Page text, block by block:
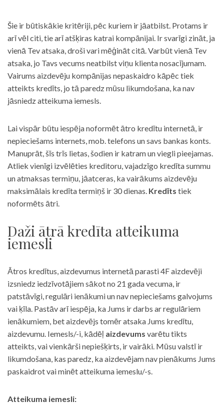
Šie ir būtiskākie kritēriji, pēc kuriem ir jāatbilst. Protams ir
arī vēl citi, tie arī atšķiras katrai kompānijai. Ir svarīgi zināt, ja
vienā Tev atsaka, droši vari mēģināt citā. Varbūt vienā Tev
atsaka, jo Tavs vecums neatbilst viņu klienta nosacījumam.
Vairums aizdevēju kompānijas nepaskaidro kāpēc tiek
atteikts kredīts, jo tā paredz mūsu likumdošana, ka nav
jāsniedz atteikuma iemesls.
Lai vispār būtu iespēja noformēt ātro kredītu internetā, ir
nepieciešams internets, mob. telefons un savs bankas konts.
Manuprāt, šīs trīs lietas, šodien ir katram un viegli pieejamas.
Atliek vienīgi izvēlēties kreditoru, vajadzīgo kredīta summu
un atmaksas termiņu, jāatceras, ka vairākums aizdevēju
maksimālais kredīta termiņš ir 30 dienas. Kredīts tiek
noformēts ātri.
Daži ātrā kredīta atteikuma
iemesli
Ātros kredītus, aizdevumus internetā parasti 4F aizdevēji
izsniedz iedzīvotājiem sākot no 21 gada vecuma, ir
patstāvīgi, regulāri ienākumi un nav nepieciešams galvojums
vai ķīla. Pastāv arī iespēja, ka Jums ir darbs ar regulāriem
ienākumiem, bet aizdevējs tomēr atsaka Jums kredītu,
aizdevumu. Iemesls/-i, kādēļ aizdevums varētu tikts
atteikts, vai vienkārši nepiešķirts, ir vairāki. Mūsu valstī ir
likumdošana, kas paredz, ka aizdevējam nav pienākums Jums
paskaidrot vai minēt atteikuma iemeslu/-s.
Atteikuma iemesli: